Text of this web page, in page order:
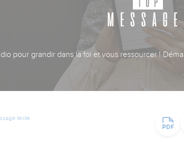
pour grandir dans la foi et vous ressourcer !
texte